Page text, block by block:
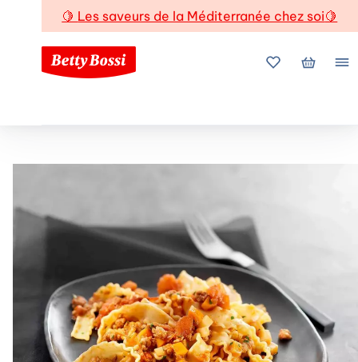
🍋 Les saveurs de la Méditerranée chez soi🍋
Mes favoris
Mon